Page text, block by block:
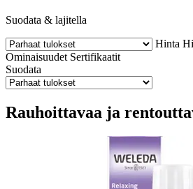
Suodata & lajitella
Hinta
Ominaisuudet Sertifikaatit
Suodata
Rauhoittavaa ja